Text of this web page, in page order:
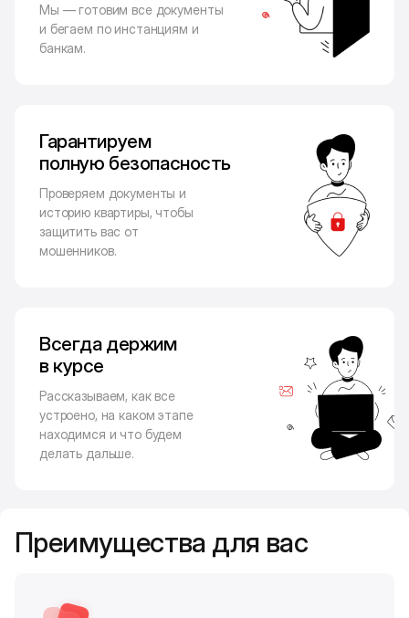
Мы — готовим все документы
и бегаем по инстанциям и
банкам.
Гарантируем
полную безопасность
Проверяем документы и
историю квартиры, чтобы
защитить вас от
мошенников.
Всегда держим
в курсе
Рассказываем, как все
устроено, на каком этапе
находимся и что будем
делать дальше.
Преимущества для вас